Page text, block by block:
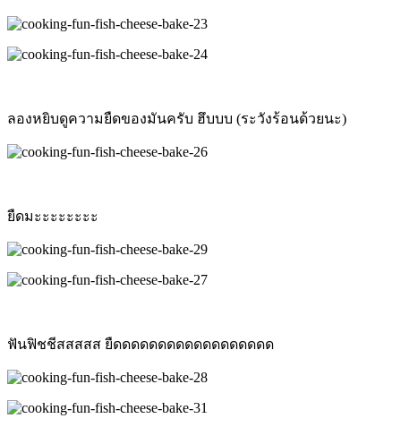
ลองหยิบดูความยืดของมันครับ ฮึบบบ (ระวังร้อนด้วยนะ)
ยืดมะะะะะะะะ
ฟันฟิชชีสสสสส ยืดดดดดดดดดดดดดดดดดด